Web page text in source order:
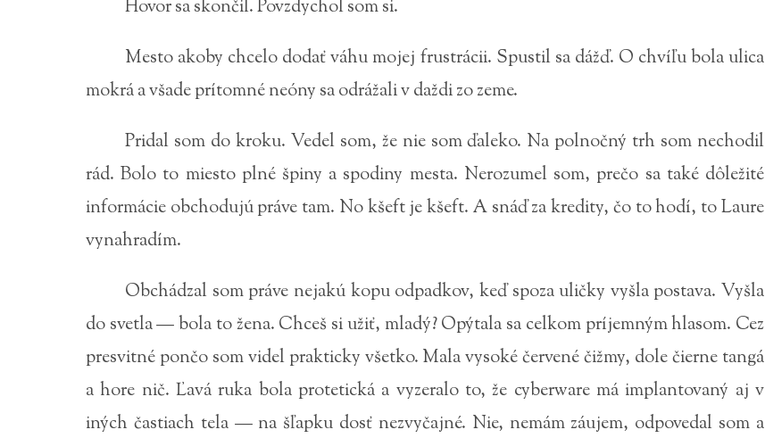
Hovor sa skončil. Povzdychol som si.
Mesto akoby chcelo dodať váhu mojej frustrácii. Spustil sa dážď. O chvíľu bola ulica
mokrá a všade prítomné neóny sa odrážali v daždi zo zeme.
Pridal som do kroku. Vedel som, že nie som ďaleko. Na polnočný trh som nechodil
rád. Bolo to miesto plné špiny a spodiny mesta. Nerozumel som, prečo sa také dôležité
informácie obchodujú práve tam. No kšeft je kšeft. A snáď za kredity, čo to hodí, to Laure
vynahradím.
Obchádzal som práve nejakú kopu odpadkov, keď spoza uličky vyšla postava. Vyšla
do svetla — bola to žena. Chceš si užiť, mladý? Opýtala sa celkom príjemným hlasom. Cez
presvitné pončo som videl prakticky všetko. Mala vysoké červené čižmy, dole čierne tangá
a hore nič. Ľavá ruka bola protetická a vyzeralo to, že cyberware má implantovaný aj v
iných častiach tela — na šľapku dosť nezvyčajné. Nie, nemám záujem, odpovedal som a